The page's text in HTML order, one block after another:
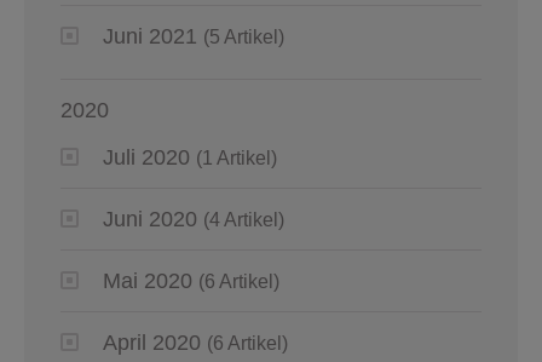
Juni 2021 (5 Artikel)
2020
Juli 2020 (1 Artikel)
Juni 2020 (4 Artikel)
Mai 2020 (6 Artikel)
April 2020 (6 Artikel)